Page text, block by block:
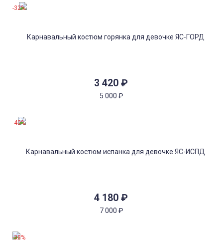
3 420 ₽
5 000 ₽
-32%
4 180 ₽
7 000 ₽
-40%
-38%